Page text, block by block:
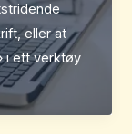
eller at
i ett verktøy